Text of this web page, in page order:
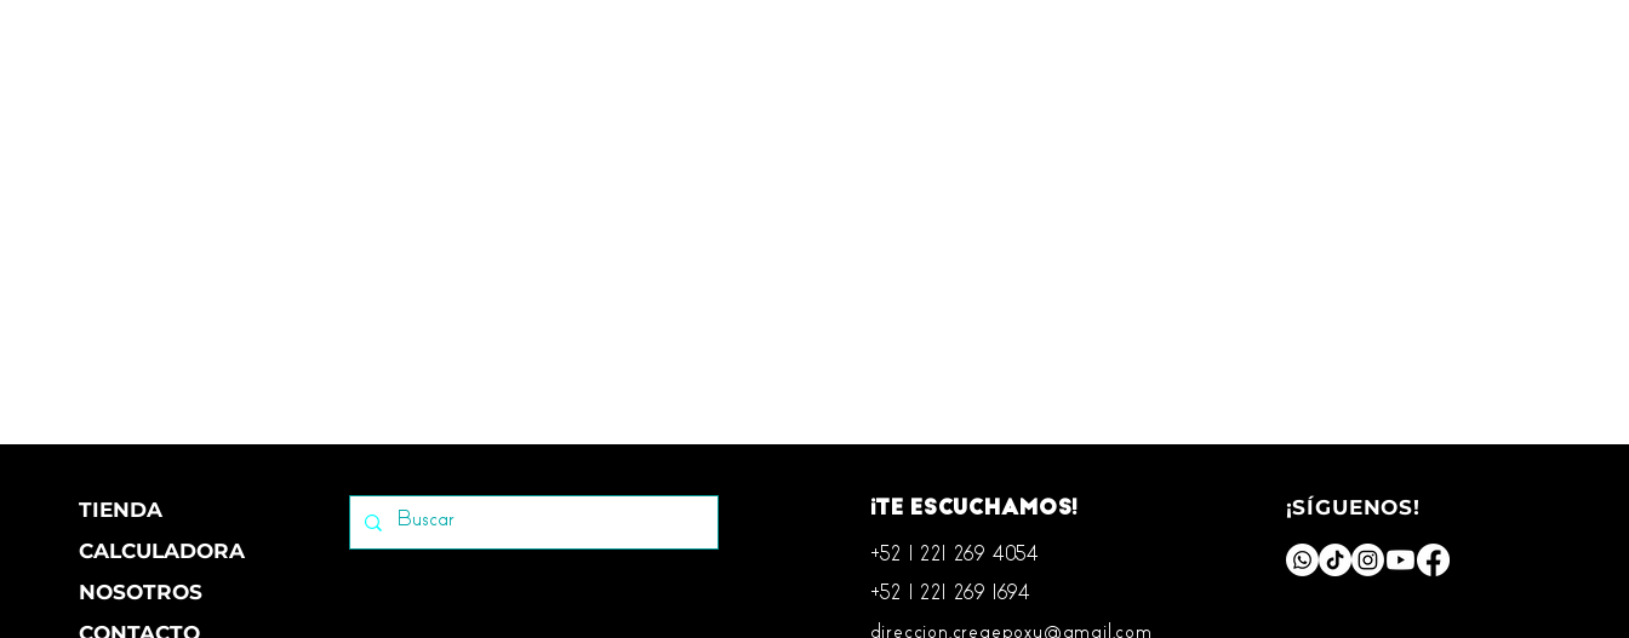
TIENDA
CALCULADORA
NOSOTROS
¡TE ESCUCHAMOS!
+52 1 221 269 4054
+52 1 221 269 1694
direccion.creaepoxy@gmail.com
¡SÍGUENOS!